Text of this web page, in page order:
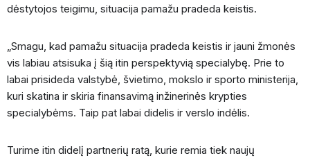
dėstytojos teigimu, situacija pamažu pradeda keistis.
„Smagu, kad pamažu situacija pradeda keistis ir jauni žmonės
vis labiau atsisuka į šią itin perspektyvią specialybę. Prie to
labai prisideda valstybė, švietimo, mokslo ir sporto ministerija,
kuri skatina ir skiria finansavimą inžinerinės krypties
specialybėms. Taip pat labai didelis ir verslo indėlis.
Turime itin didelį partnerių ratą, kurie remia tiek naujų